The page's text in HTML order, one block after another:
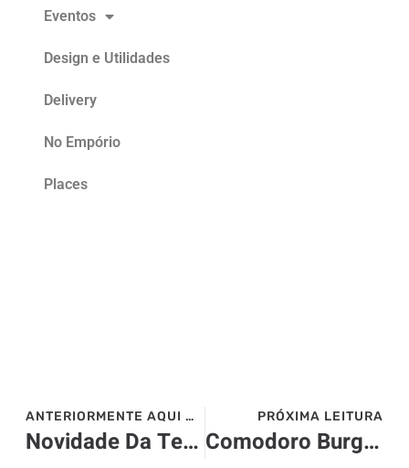
Eventos
Design e Utilidades
Delivery
No Empório
Places
ANTERIORMENTE AQUI NO SITE>>>
Novidade Da Terrinha – Alho em pasta, triturado ou frito
PRÓXIMA LEITURA
Comodoro Burguer completa 6 anos e já tem 20 unidades